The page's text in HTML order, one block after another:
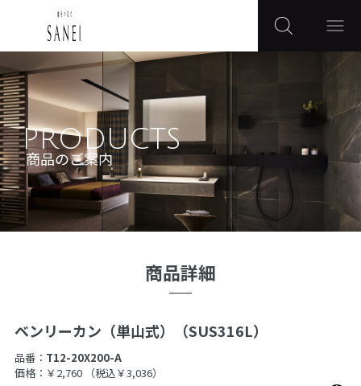
PRODUCTS
商品のご案内
商品詳細
ベンリーカン（単山式）（SUS316L）
品番： T12-20X200-A
価格：￥2,760
（税込￥3,036）